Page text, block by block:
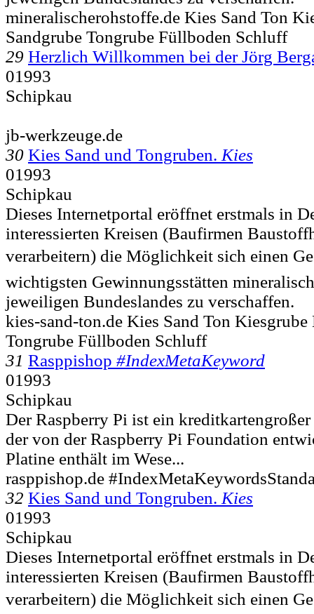
mineralischerohstoffe.de Kies Sand Ton
Sandgrube Tongrube Füllboden Schluff
29 Herzlich Willkommen bei der Jörg
01993
Schipkau
jb-werkzeuge.de
30 Kies Sand und Tongruben. Kies
01993
Schipkau
Dieses Internetportal eröffnet erstmals in
interessierten Kreisen (Baufirmen
verarbeitern) die Möglichkeit sich einen
wichtigsten Gewinnungsstätten
jeweiligen Bundeslandes zu verschaffen.
kies-sand-ton.de Kies Sand Ton
Tongrube Füllboden Schluff
31 Rasppishop #IndexMetaKeyword
01993
Schipkau
Der Raspberry Pi ist ein
der von der Raspberry Pi Foundation
Platine enthält im Wese...
rasppishop.de
32 Kies Sand und Tongruben. Kies
01993
Schipkau
Dieses Internetportal eröffnet erstmals in
interessierten Kreisen (Baufirmen
verarbeitern) die Möglichkeit sich einen